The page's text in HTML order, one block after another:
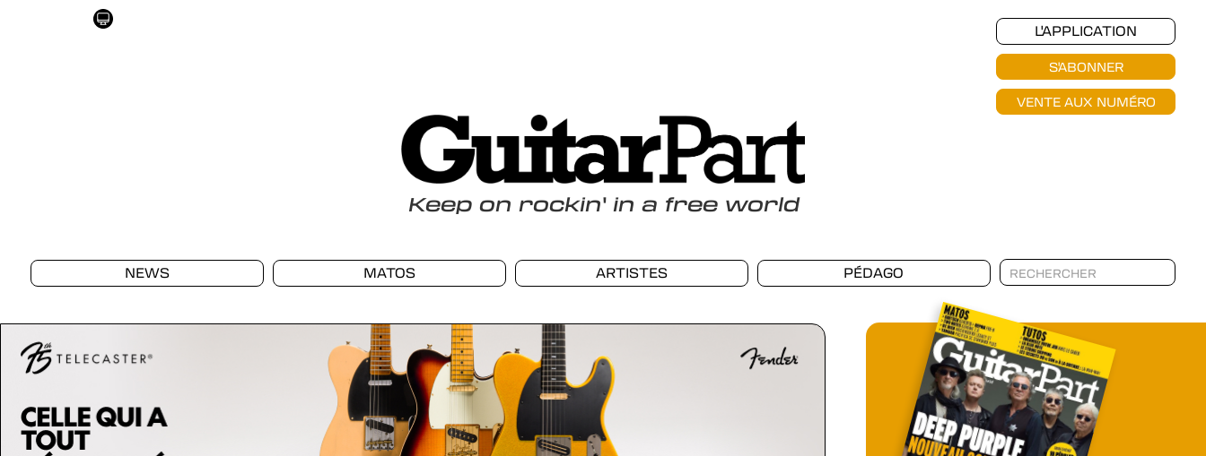
L'APPLICATION
S'ABONNER
VENTE AUX NUMÉRO
Keepon rockin' in a free world
NEWS MATOS ARTISTES PÉDAGO